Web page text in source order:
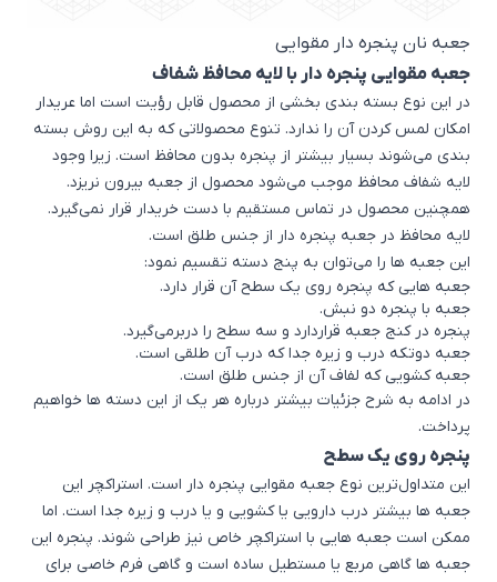
جعبه نان پنجره دار مقوایی
جعبه مقوایی پنجره دار با لایه محافظ شفاف
در این نوع بسته بندی بخشی از محصول قابل رؤیت است اما عریدار
امکان لمس کردن آن را ندارد. تنوع محصولاتی که به این روش بسته
بندی می‌شوند بسیار بیشتر از پنجره بدون محافظ است. زیرا وجود
لایه شفاف محافظ موجب می‌شود محصول از جعبه بیرون نریزد.
همچنین محصول در تماس مستقیم با دست خریدار قرار نمی‌گیرد.
لایه محافظ در جعبه پنجره دار از جنس طلق است.
این جعبه ها را می‌توان به پنج دسته تقسیم نمود:
جعبه هایی که پنجره روی یک سطح آن قرار دارد.
جعبه با پنجره دو نبش.
پنجره در کنج جعبه قراردارد و سه سطح را دربرمی‌گیرد.
جعبه دوتکه درب و زیره جدا که درب آن طلقی است.
جعبه کشویی که لفاف آن از جنس طلق است.
در ادامه به شرح جزئیات بیشتر درباره هر یک از این دسته ها خواهیم
پرداخت.
پنجره روی یک سطح
این متداول‌ترین نوع جعبه مقوایی پنجره دار است. استراکچر این
جعبه ها بیشتر درب دارویی یا کشویی و یا درب و زیره جدا است. اما
ممکن است جعبه هایی با استراکچر خاص نیز طراحی شوند. پنجره این
جعبه ها گاهی مربع یا مستطیل ساده است و گاهی فرم خاصی برای